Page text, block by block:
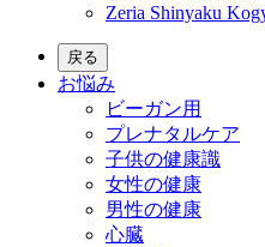
Zeria Shinyaku
戻る
お悩み
ビーガン用
プレナタルケア
子供の健康識
女性の健康
男性の健康
心臓